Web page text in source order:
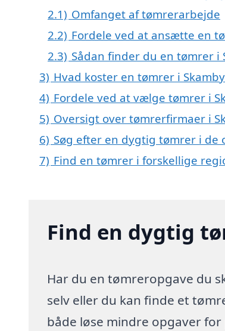
2.1) Omfanget af tømrerarbejde
2.2) Fordele ved at ansætte en
2.3) Sådan finder du en tømrer i
3) Hvad koster en tømrer i
4) Fordele ved at vælge tømrer i
5) Oversigt over tømrerfirmaer i
6) Søg efter en dygtig tømrer i de
7) Find en tømrer i forskellige
Find en dygtig
Har du en tømreropgave du
selv eller du kan finde et
både løse mindre opgaver